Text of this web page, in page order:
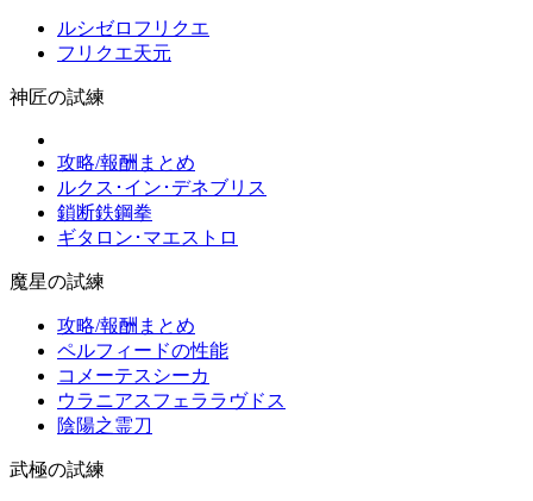
ルシゼロフリクエ
フリクエ天元
神匠の試練
攻略/報酬まとめ
ルクス･イン･デネブリス
鎖断鉄鋼拳
ギタロン･マエストロ
魔星の試練
攻略/報酬まとめ
ペルフィードの性能
コメーテスシーカ
ウラニアスフェララヴドス
陰陽之霊刀
武極の試練